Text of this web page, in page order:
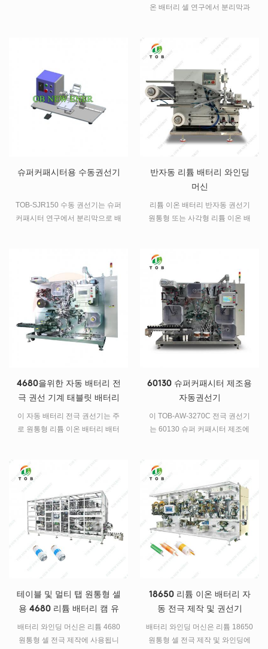
온 배터리 셀 연구에서 분리막과
슈퍼커패시터용 수동권선기
TOB-SJR150 수동 권선기는 슈퍼
커패시터 연구에서 분리막으로 배
반자동 리튬 배터리 와인딩
머신
리튬 이온 배터리 반자동 권선기
원통형 또는 사각형 리튬 이온 배
4680을위한 자동 배터리 전
극 권선 기계 태블릿 배터리
이 자동 배터리 전극 권선기는 주
로 원통형 리튬 이온 배터리 배터
60130 슈퍼커패시터 제조용
자동권선기
이 TOB-AW-3270C 전극 권선기
는 60130 슈퍼 커패시터 제조에
테이블 및 멀티 탭 원통형 셀
용 4680 리튬 배터리 캠 유
형 와인딩 머신
배터리 와인딩 머신은 리튬 4680
원통형 셀 전극 제작에 사용됩니
18650 리튬 이온 배터리 자
동 전극 제작 및 권선기
배터리 와인딩 머신은 리튬 18650
원통형 셀 전극 제작 및 와인딩에